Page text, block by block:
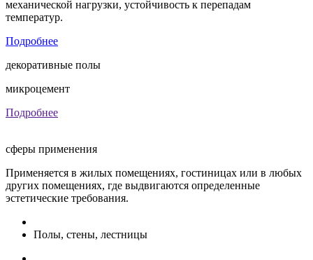
механической нагрузки, устойчивость к перепадам
температур.
Подробнее
декоративные полы
микроцемент
Подробнее
сферы применения
Применяется в жилых помещениях, гостиницах или в любых
других помещениях, где выдвигаются определенные
эстетические требования.
Полы, стены, лестницы